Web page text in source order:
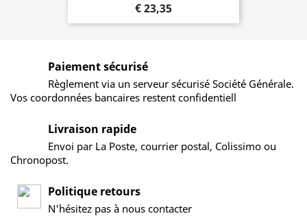
€ 23,35
Paiement sécurisé
Règlement via un serveur sécurisé Société Générale.
Vos coordonnées bancaires restent confidentiell
Livraison rapide
Envoi par La Poste, courrier postal, Colissimo ou
Chronopost.
Politique retours
N'hésitez pas à nous contacter